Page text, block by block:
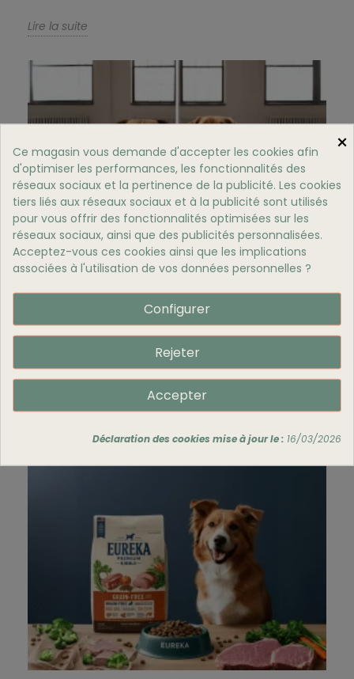
Lire la suite
3155 vues
Protégez votre chien avec Balneadog : évitez les
croquettes nocives, optez pour des recettes sans
×
Ce magasin vous demande d'accepter les cookies afin
d'optimiser les performances, les fonctionnalités des
réseaux sociaux et la pertinence de la publicité. Les cookies
tiers liés aux réseaux sociaux et à la publicité sont utilisés
pour vous offrir des fonctionnalités optimisées sur les
réseaux sociaux, ainsi que des publicités personnalisées.
Acceptez-vous ces cookies ainsi que les implications
associées à l'utilisation de vos données personnelles ?
Configurer
Rejeter
Accepter
Déclaration des cookies mise à jour le : 16/03/2026